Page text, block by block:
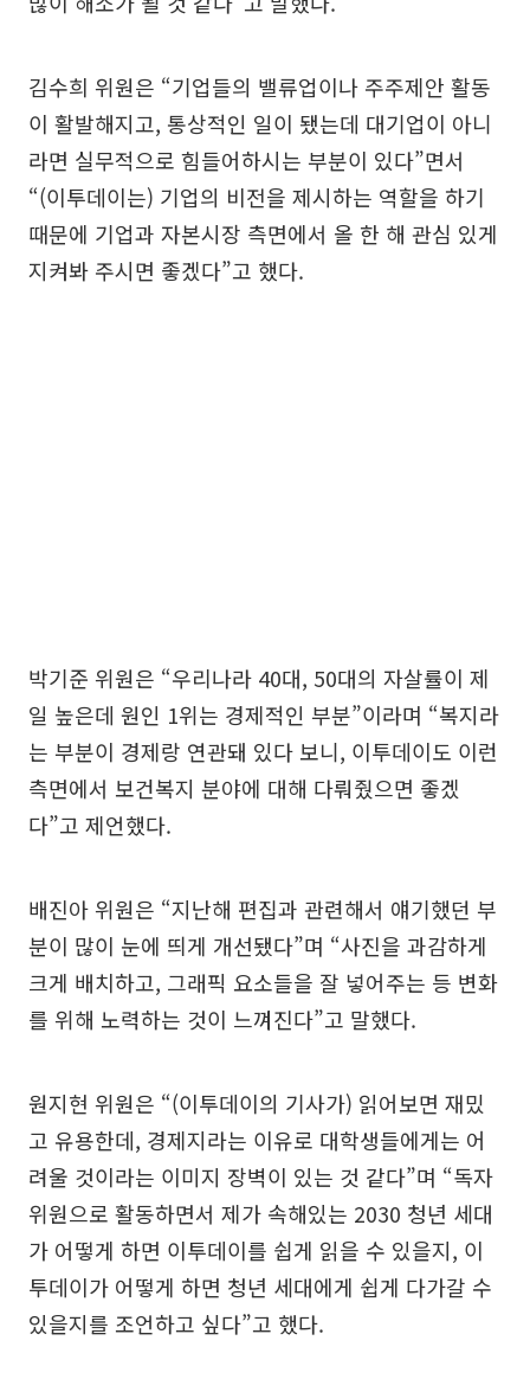
김수희 위원은 “기업들의 밸류업이나 주주제안 활동
이 활발해지고, 통상적인 일이 됐는데 대기업이 아니
라면 실무적으로 힘들어하시는 부분이 있다”면서
“(이투데이는) 기업의 비전을 제시하는 역할을 하기
때문에 기업과 자본시장 측면에서 올 한 해 관심 있게
지켜봐 주시면 좋겠다”고 했다.
박기준 위원은 “우리나라 40대, 50대의 자살률이 제
일 높은데 원인 1위는 경제적인 부분”이라며 “복지라
는 부분이 경제랑 연관돼 있다 보니, 이투데이도 이런
측면에서 보건복지 분야에 대해 다뤄줬으면 좋겠
다”고 제언했다.
배진아 위원은 “지난해 편집과 관련해서 얘기했던 부
분이 많이 눈에 띄게 개선됐다”며 “사진을 과감하게
크게 배치하고, 그래픽 요소들을 잘 넣어주는 등 변화
를 위해 노력하는 것이 느껴진다”고 말했다.
원지현 위원은 “(이투데이의 기사가) 읽어보면 재밌
고 유용한데, 경제지라는 이유로 대학생들에게는 어
려울 것이라는 이미지 장벽이 있는 것 같다”며 “독자
위원으로 활동하면서 제가 속해있는 2030 청년 세대
가 어떻게 하면 이투데이를 쉽게 읽을 수 있을지, 이
투데이가 어떻게 하면 청년 세대에게 쉽게 다가갈 수
있을지를 조언하고 싶다”고 했다.